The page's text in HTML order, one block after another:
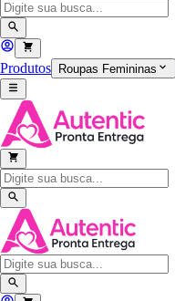
Produtos Roupas Femininas